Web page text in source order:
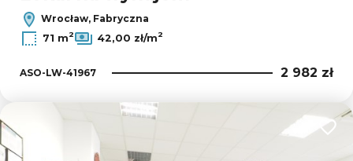
Wrocław, Fabryczna
71 m2 42,00 zł/m2
ASO-LW-41967 2 982 zł